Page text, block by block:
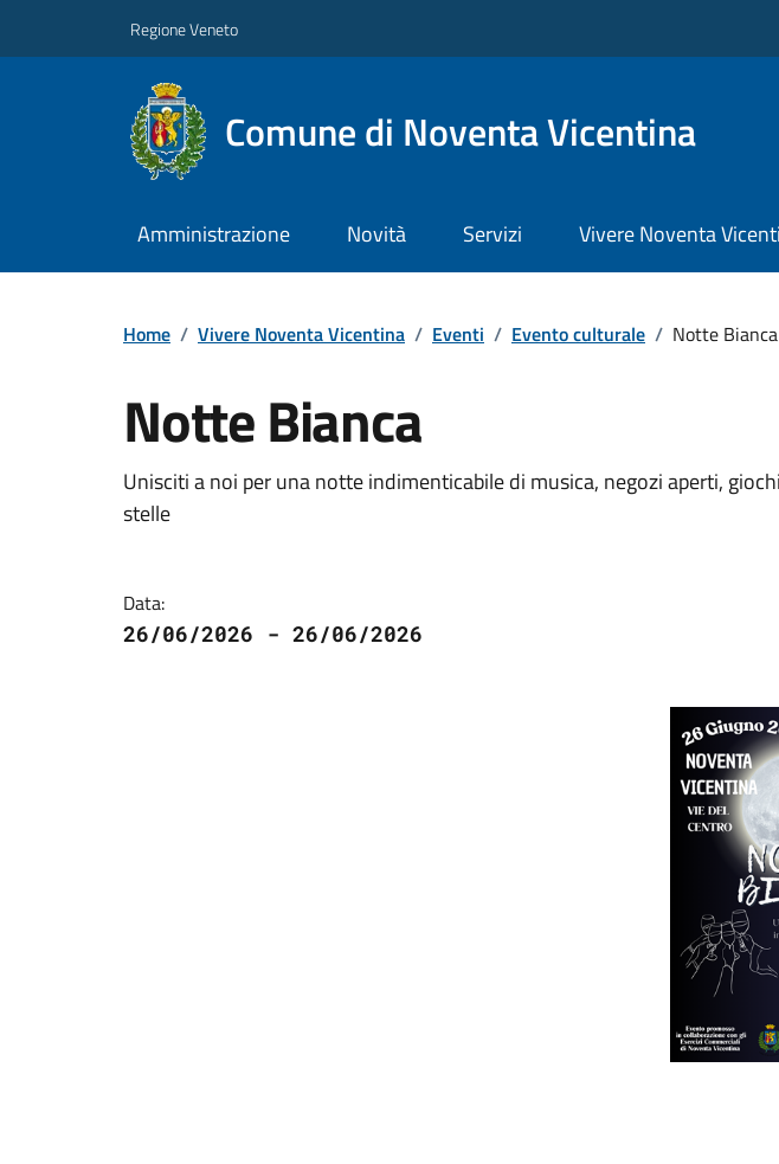
Regione Veneto
Comune di Noventa Vicentina
Amministrazione Novità Servizi Vivere Noventa
Home / Vivere Noventa Vicentina / Eventi / Evento culturale / Notte Bianca
Notte Bianca
Unisciti a noi per una notte indimenticabile di musica, negozi aperti,
stelle
Data:
26/06/2026 - 26/06/2026